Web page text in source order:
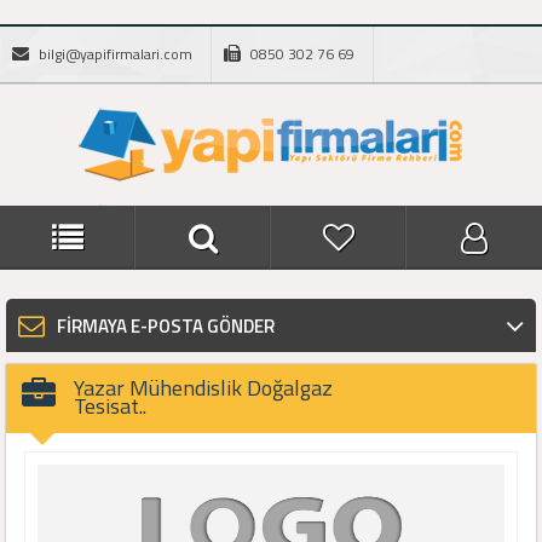
bilgi@yapifirmalari.com 0850 302 76 69
FİRMAYA E-POSTA GÖNDER
Yazar Mühendislik Doğalgaz
Tesisat..